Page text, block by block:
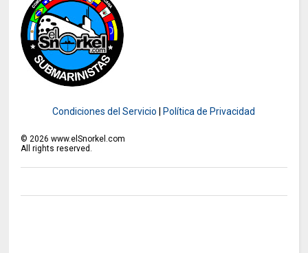
Condiciones del Servicio Política de Privacidad
© 2026 www.elSnorkel.com
All rights reserved.